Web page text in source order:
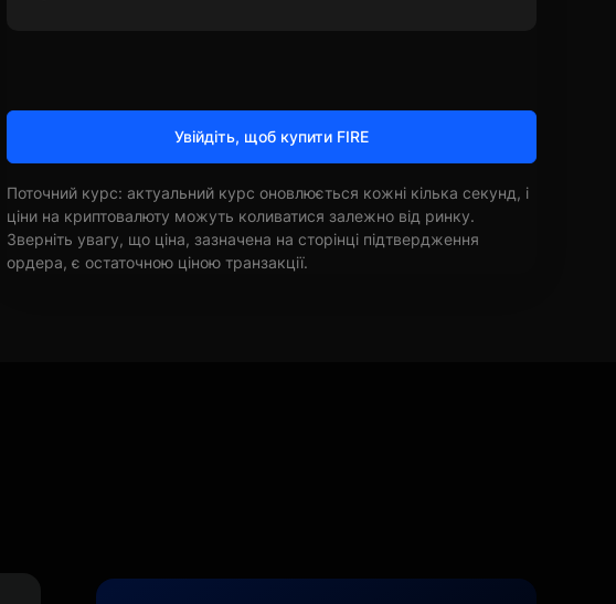
Увійдіть, щоб купити FIRE
Поточний курс: актуальний курс оновлюється кожні кілька секунд, і
ціни на криптовалюту можуть коливатися залежно від ринку.
Зверніть увагу, що ціна, зазначена на сторінці підтвердження
ордера, є остаточною ціною транзакції.